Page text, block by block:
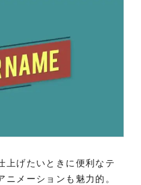
上げたいときに便利なテ
ニメーションも魅力的。